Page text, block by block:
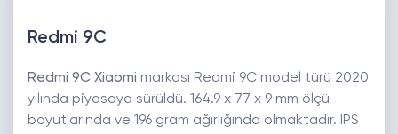
Redmi 9C
Redmi 9C Xiaomi markası Redmi 9C model türü 2020
yılında piyasaya sürüldü. 164.9 x 77 x 9 mm ölçü
boyutlarında ve 196 gram ağırlığında olmaktadır. IPS